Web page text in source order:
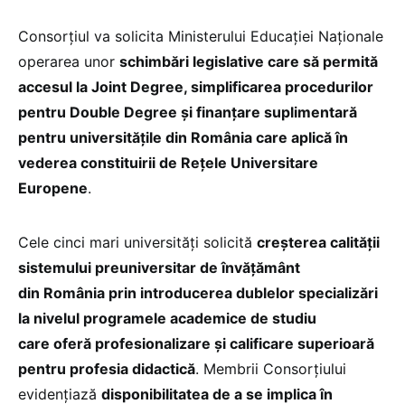
Consorțiul va solicita Ministerului Educației Naționale
operarea unor schimbări legislative care să permită
accesul la Joint Degree, simplificarea procedurilor
pentru Double Degree și finanțare suplimentară
pentru universitățile din România care aplică în
vederea constituirii de Rețele Universitare
Europene.
Cele cinci mari universități solicită creșterea calității
sistemului preuniversitar de învățământ
din România prin introducerea dublelor specializări
la nivelul programele academice de studiu
care oferă profesionalizare și calificare superioară
pentru profesia didactică. Membrii Consorțiului
evidențiază disponibilitatea de a se implica în